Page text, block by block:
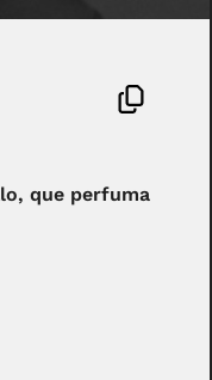
que perfuma